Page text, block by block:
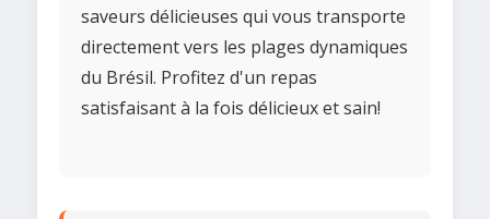
saveurs délicieuses qui vous transporte
directement vers les plages dynamiques
du Brésil. Profitez d'un repas
satisfaisant à la fois délicieux et sain!